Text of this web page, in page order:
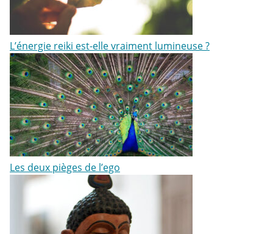
L’énergie reiki est-elle vraiment lumineuse ?
Les deux pièges de l’ego